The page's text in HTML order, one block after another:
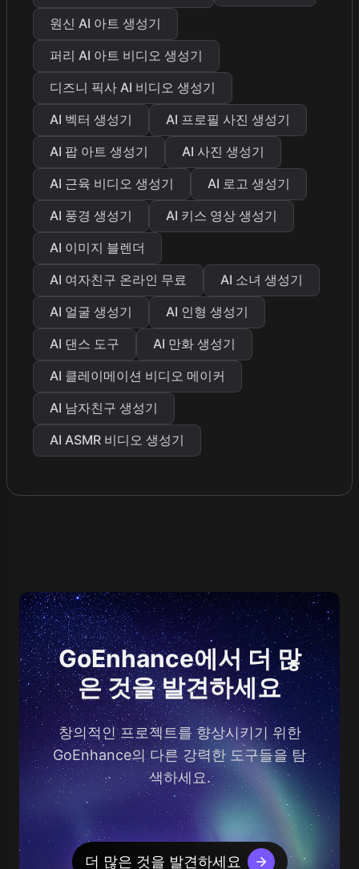
원신 AI 아트 생성기
퍼리 AI 아트 비디오 생성기
디즈니 픽사 AI 비디오 생성기
AI 벡터 생성기
AI 프로필 사진 생성기
AI 팝 아트 생성기
AI 사진 생성기
AI 근육 비디오 생성기
AI 로고 생성기
AI 풍경 생성기
AI 키스 영상 생성기
AI 이미지 블렌더
AI 여자친구 온라인 무료
AI 소녀 생성기
AI 얼굴 생성기
AI 인형 생성기
AI 댄스 도구
AI 만화 생성기
AI 클레이메이션 비디오 메이커
AI 남자친구 생성기
AI ASMR 비디오 생성기
GoEnhance에서 더 많
은 것을 발견하세요
창의적인 프로젝트를 향상시키기 위한
GoEnhance의 다른 강력한 도구들을 탐
색하세요.
더 많은 것을 발견하세요